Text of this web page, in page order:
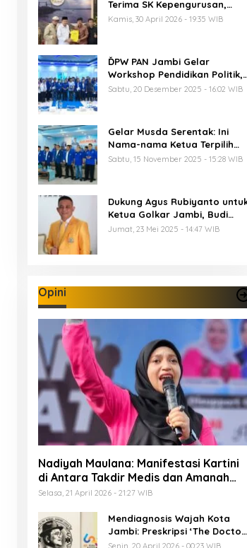
Terima SK Kepengurusan,
Perdana di Jambi Pasca
Kamis, 30 April 2026 - 19:35 WIB
ĎPW PAN Jambi Gelar
Workshop Pendidikan Politik,
Al Haris Ajak Kader Perkuat
Sabtu, 20 Desember 2025 - 16:02 WIB
Gelar Musda Serentak: Ini
Nama-nama Ketua Terpilih
DPD PAN di Jambi
Sabtu, 15 November 2025 - 15:28 WIB
Dukung Agus Rubiyanto
Ketua Golkar Jambi, Budi
Setiawan: Regenerasi
Jumat, 23 Mei 2025 - 14:47 WIB
Opini
Nadiyah Maulana: Manifestasi Kartini
di Antara Takdir Medis dan Amanah
Publik
Selasa, 21 April 2026 - 21:27 WIB
Mendiagnosis Wajah Kota
Jambi: Preskripsi ‘The Doctor’
Menuju 625 Tahun Tanah Pilih
Senin, 20 April 2026 - 00:23 WIB